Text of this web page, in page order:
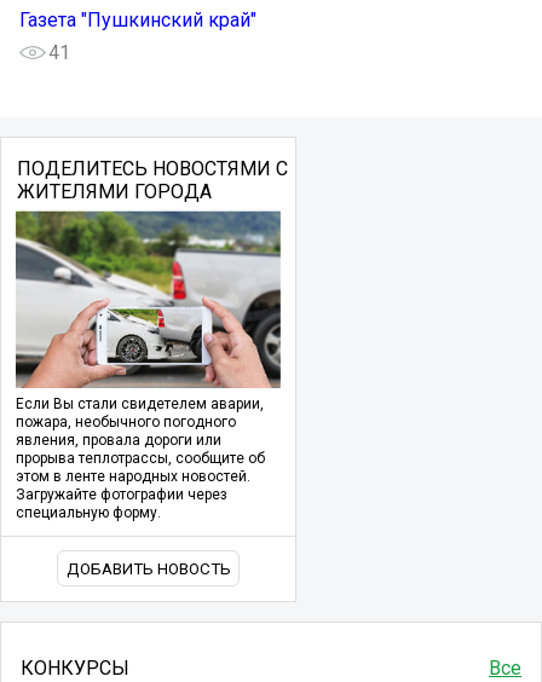
Газета "Пушкинский край"
41
ПОДЕЛИТЕСЬ НОВОСТЯМИ С
ЖИТЕЛЯМИ ГОРОДА
Если Вы стали свидетелем аварии,
пожара, необычного погодного
явления, провала дороги или
прорыва теплотрассы, сообщите об
этом в ленте народных новостей.
Загружайте фотографии через
специальную форму.
ДОБАВИТЬ НОВОСТЬ
Все
КОНКУРСЫ